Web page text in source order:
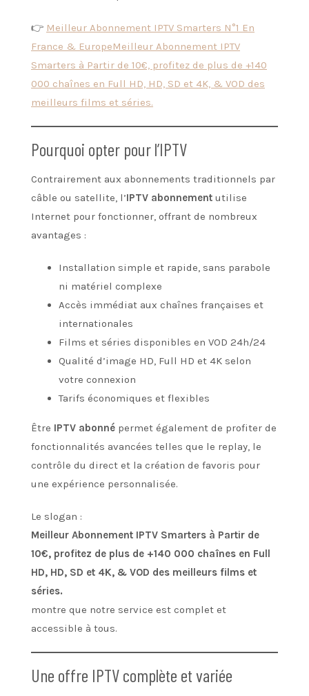
👉 Meilleur Abonnement IPTV Smarters N°1 En
France & EuropeMeilleur Abonnement IPTV
Smarters à Partir de 10€, profitez de plus de +140
000 chaînes en Full HD, HD, SD et 4K, & VOD des
meilleurs films et séries.
Pourquoi opter pour l’IPTV
Contrairement aux abonnements traditionnels par
câble ou satellite, l’IPTV abonnement utilise
Internet pour fonctionner, offrant de nombreux
avantages :
Installation simple et rapide, sans parabole
ni matériel complexe
Accès immédiat aux chaînes françaises et
internationales
Films et séries disponibles en VOD 24h/24
Qualité d’image HD, Full HD et 4K selon
votre connexion
Tarifs économiques et flexibles
Être IPTV abonné permet également de profiter de
fonctionnalités avancées telles que le replay, le
contrôle du direct et la création de favoris pour
une expérience personnalisée.
Le slogan :
Meilleur Abonnement IPTV Smarters à Partir de
10€, profitez de plus de +140 000 chaînes en Full
HD, HD, SD et 4K, & VOD des meilleurs films et
séries.
montre que notre service est complet et
accessible à tous.
Une offre IPTV complète et variée